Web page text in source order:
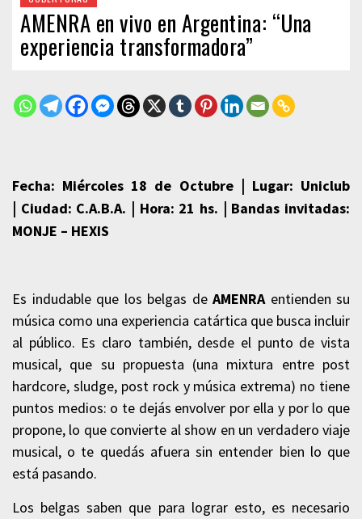
AMENRA en vivo en Argentina: “Una
experiencia transformadora”
Fecha: Miércoles 18 de Octubre
Lugar: Uniclub
Ciudad: C.A.B.A. Hora: 21 hs.
Bandas invitadas:
MONJE – HEXIS
Es indudable que los belgas de AMENRAentienden su
música como una experiencia catártica que busca incluir
al público. Es claro también, desde el punto de vista
musical, que su propuesta (una mixtura entre post
hardcore, sludge, post rock y música extrema) no tiene
puntos medios: o te dejás envolver por ella y por lo que
propone, lo que convierte al show en un verdadero viaje
musical, o te quedás afuera sin entender bien lo que
está pasando.
Los belgas saben que para lograr esto, es necesario